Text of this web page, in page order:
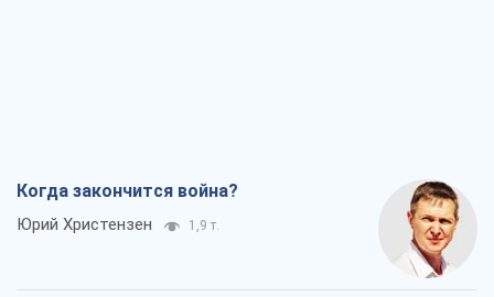
Когда закончится война?
Юрий Христензен 1,9 т.